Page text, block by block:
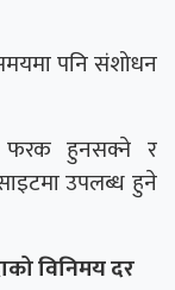
पनि संशोधन
फरक हुनसक्ने र
उपलब्ध हुने
विनिमय दर